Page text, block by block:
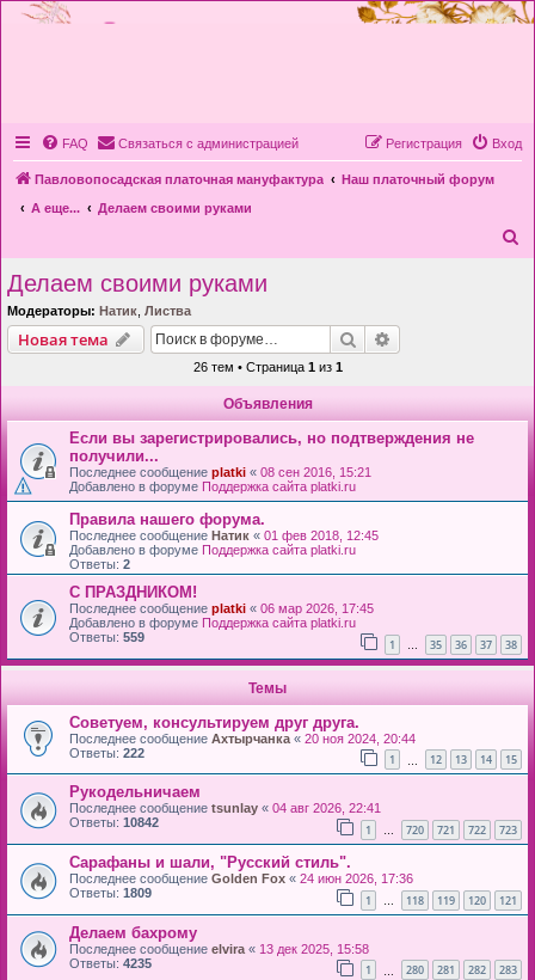
FAQ Связаться с администрацией Вход
Регистрация
Павловопосадская платочная мануфактура
Наш платочный форум
А еще...
Делаем своими руками
Делаем своими руками
Модераторы: Натик Листва
Новая тема Поиск
26 тем • Страница 1из 1
Объявления
Если вы зарегистрировались, но подтверждения не
получили...
Последнее сообщение platki « 08 сен 2016, 15:21
Добавлено в форуме Поддержка сайта platki.ru
Правила нашего форума.
Последнее сообщение Натик « 01 фев 2018, 12:45
Добавлено в форуме Поддержка сайта platki.ru
Ответы: 2
С ПРАЗДНИКОМ!
Последнее сообщение platki « 06 мар 2026, 17:45
Добавлено в форуме Поддержка сайта platki.ru
Ответы: 559 1 … 35 36 37 38
Темы
Советуем, консультируем друг друга.
Последнее сообщение Ахтырчанка « 20 ноя 2024, 20:44
Ответы: 222 1 12 13 14 15
Рукодельничаем
Последнее сообщение tsunlay « 04 авг 2026, 22:41
Ответы: 10842 1 … 720 721 722 723
Сарафаны и шали, "Русский стиль".
Последнее сообщение Golden Fox « 24 июн 2026, 17:36
Ответы: 1809 1 … 118 119 120 121
Делаем бахрому
Последнее сообщение elvira « 13 дек 2025, 15:58
Ответы: 4235 1 280 281 282 283